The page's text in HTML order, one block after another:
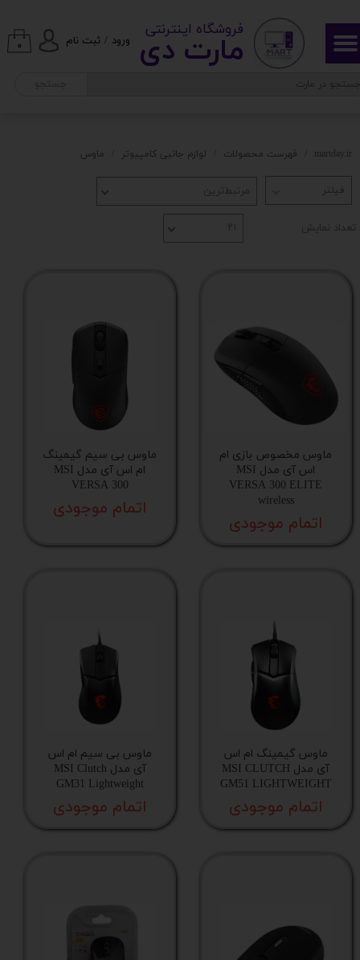
ورود / ثبت نام
حساب کاربری من
تغییر گذر واژه
خروج از حساب کاربری
۰ مارت دی​​​​​​
​ ​فروشگاه اینترنتی
martday.ir فهرست محصولات لوازم جانبی کامپیوتر ماوس
مرتبط‌ترین
تعداد نمایش ۲۱
ماوس مخصوص بازی ام
اس آی مدل MSI
VERSA 300 ELITE
wireless
اتمام موجودی
ماوس بی سیم گیمینگ
ام اس آی مدل MSI
VERSA 300
اتمام موجودی
ماوس گیمینگ ام اس
آی مدل MSI CLUTCH
GM51 LIGHTWEIGHT
اتمام موجودی
ماوس بی‌ سیم ام اس
آی مدل MSI Clutch
GM31 Lightweight
اتمام موجودی